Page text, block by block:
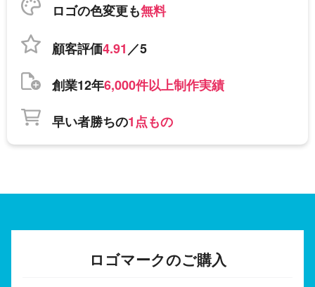
ロゴの色変更も無料
顧客評価4.91／5
創業12年6,000件以上制作実績
早い者勝ちの1点もの
ロゴマークのご購入